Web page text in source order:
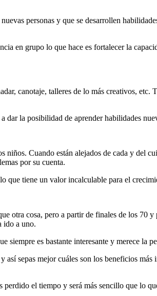
personas y que se desarrollen
en grupo lo que hace es fortalecer la
canotaje, talleres de lo más creativos,
la posibilidad de aprender habilidades
Cuando están alejados de cada y del
por su cuenta.
que tiene un valor incalculable para el
otra cosa, pero a partir de finales de los
ido a uno.
siempre es bastante interesante y merece la
así sepas mejor cuáles son los beneficios
el tiempo y será más sencillo que lo